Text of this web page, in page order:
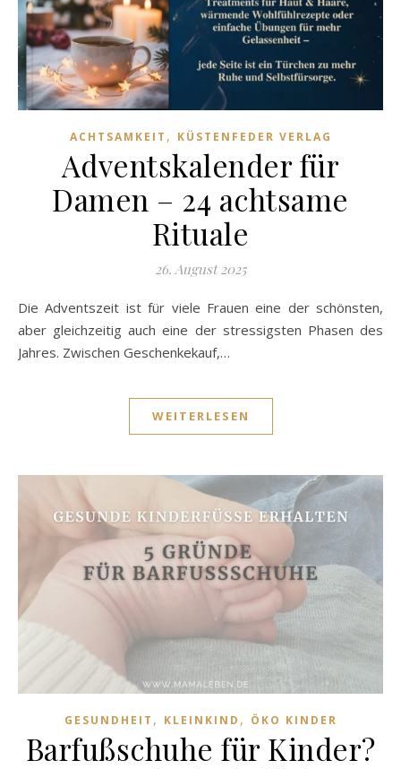
ACHTSAMKEIT , KÜSTENFEDER VERLAG
Adventskalender für
Damen – 24 achtsame
Rituale
26. August 2025
Die Adventszeit ist für viele Frauen eine der schönsten,
aber gleichzeitig auch eine der stressigsten Phasen des
Jahres. Zwischen Geschenkekauf,…
WEITERLESEN
GESUNDHEIT , KLEINKIND , ÖKO KINDER
Barfußschuhe für Kinder?